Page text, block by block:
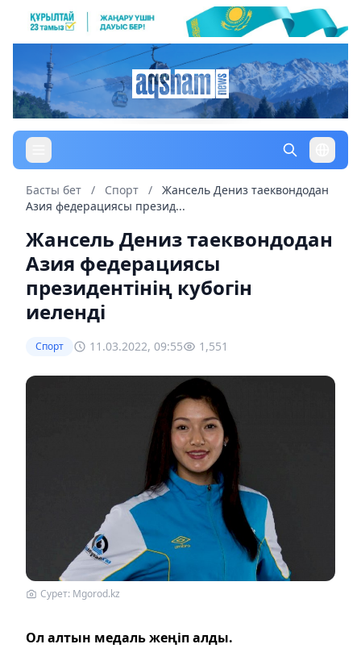
Басты бет / Спорт /
Жансель Дениз таеквондодан
Азия федерациясы презид...
Жансель Дениз таеквондодан
Азия федерациясы
президентінің кубогін
иеленді
Спорт 11.03.2022, 09:55 1,551
Сурет: Mgorod.kz
Ол алтын медаль жеңіп алды.